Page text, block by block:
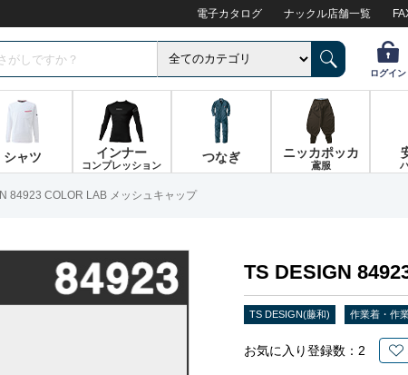
電子カタログ ナックル店舗一覧
ログイン
シャツ インナー
コンプレッション
つなぎ ニッカポッカ
鳶服
84923 COLOR LAB メッシュキャップ
TS DESIGN
TS DESIGN(藤和) 作業着・作
お気に入り登録数： 2